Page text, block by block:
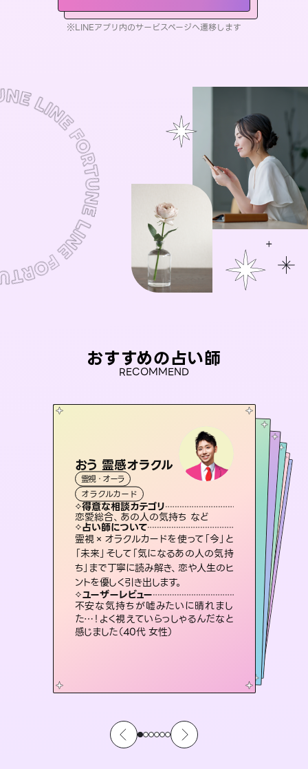
※LINEアプリ内のサービスページへ遷移します
おすすめの占い師
RECOMMEND
おう 霊感オラクル
霊視・オーラ
オラクルカード
得意な相談カテゴリ
恋愛総合、あの人の気持ち など
占い師について
霊視×オラクルカードを使って「今」と
「未来」そして「気になるあの人の気持
ち」まで丁寧に読み解き、恋や人生のヒ
ントを優しく引き出します。
ユーザーレビュー
不安な気持ちが嘘みたいに晴れまし
た…！よく視えていらっしゃるんだなと
感じました（40代 女性）
セラピスト理恵
霊視・オーラ
スピリチュアル・リーディング
得意な相談カテゴリ
片想い、二人の未来、年の差 など
占い師について
連絡再開、復縁、成就などの報告実績
多数。セラピストとして2万超の施術経
験があるからこそできる鑑定で、より良
い未来をサポートします。
ユーザーレビュー
とても心温まる鑑定でした。しかもこち
らは何も言っていないのに視えていらっ
しゃるんだなと驚きです（30代女性）
アイリス -iris-
西洋占星術
ルーン
得意な相談カテゴリ
恋愛総合、片想い、二人の未来 など
占い師について
復縁、恋愛、不倫の行方、同性愛や片
思い、仕事関係や借金問題まで知りた
いことや心の負担になっていることを
紐解き、背中をそっと押して導きます。
ユーザーレビュー
安心感のあり、言い切ってくれる所や濁
さない鑑定のおかげで、毎回自分の気
持ちを整えられます（30代 男性）
彗望
霊視・オーラ
スピリチュアル・リーディング
得意な相談カテゴリ
片想い、あの人の気持ち、復縁 など
占い師について
3,700年以上の歴史を持つ東洋最古の占術「易占」で詳細まで占い、幸せへ向かう道筋を示します。厳しい結果にも具体的な対策をお伝えします。
ユーザーレビュー
複雑な背景もしっかり聞いて鑑定して
いただけました。気持ちが楽になりまし
た（50代 女性）
スピリチュアル・リーディング
得意な相談カテゴリ
片想い、あの人の気持ち、復縁 など
占い師について
恋愛のお悩みの中でも特に「曖昧な関
係」の相談を得意としており、友達以上
恋人未満なお相手との今後や本音を丁
寧に読み解き恋愛成就へと導きます。
ユーザーレビュー
鑑定していただいてアドバイス通りに行
動すると仲が復活してきました。ありが
とうございました（40代 女性）
霊視・オーラ 心理学
スピリチュアル・リーディング
得意な相談カテゴリ
出逢い、片想い、復縁 など
占い師について
未来には何パターンもの選択肢があり
ます。不安で視えにくくなっているあな
たの素敵な未来を見つけ、その未来を
選択できるようアドバイスします。
ユーザーレビュー
職場の人の性質や人間関係、本心など
本当によく視えていてびっくり。対策が
打てて前向きになれます（40代）